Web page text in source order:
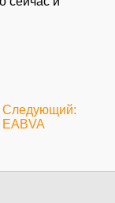
Следующий:
EABVA